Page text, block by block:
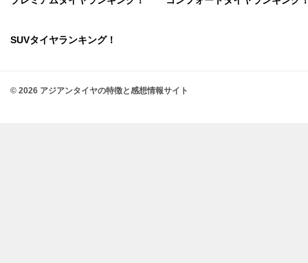
SUVタイヤランキング！
© 2026 アジアンタイヤの特徴と感想情報サイト